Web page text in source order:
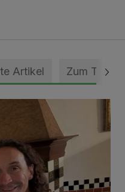
Artikel Zum Thema
Song